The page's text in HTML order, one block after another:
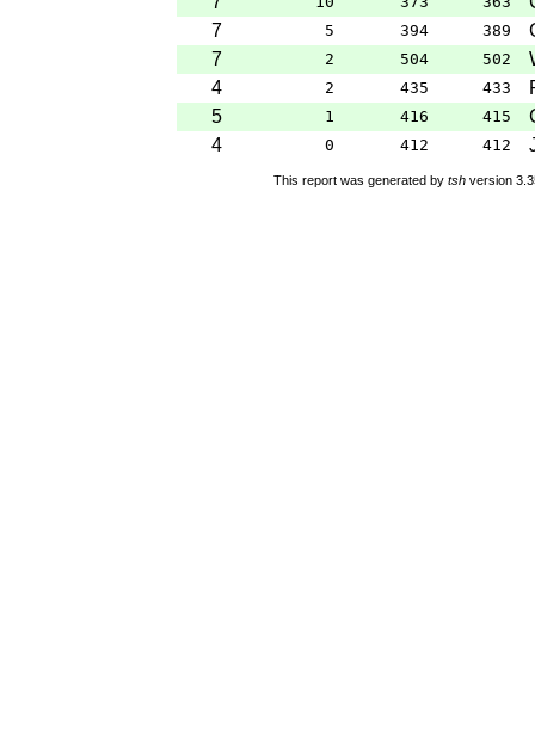
7
5 394 389
7
2 504 502
4
2 435 433
5
1 416 415
4
0 412 412
This report was generated by tsh version